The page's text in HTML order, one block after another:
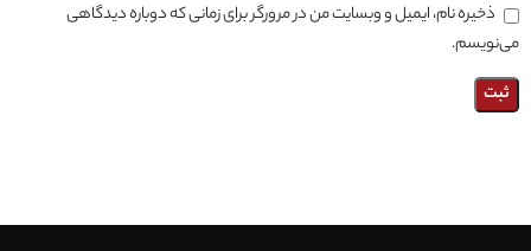
ذخیره نام، ایمیل و وبسایت من در مرورگر برای زمانی که دوباره دیدگاهی
می‌نویسم.